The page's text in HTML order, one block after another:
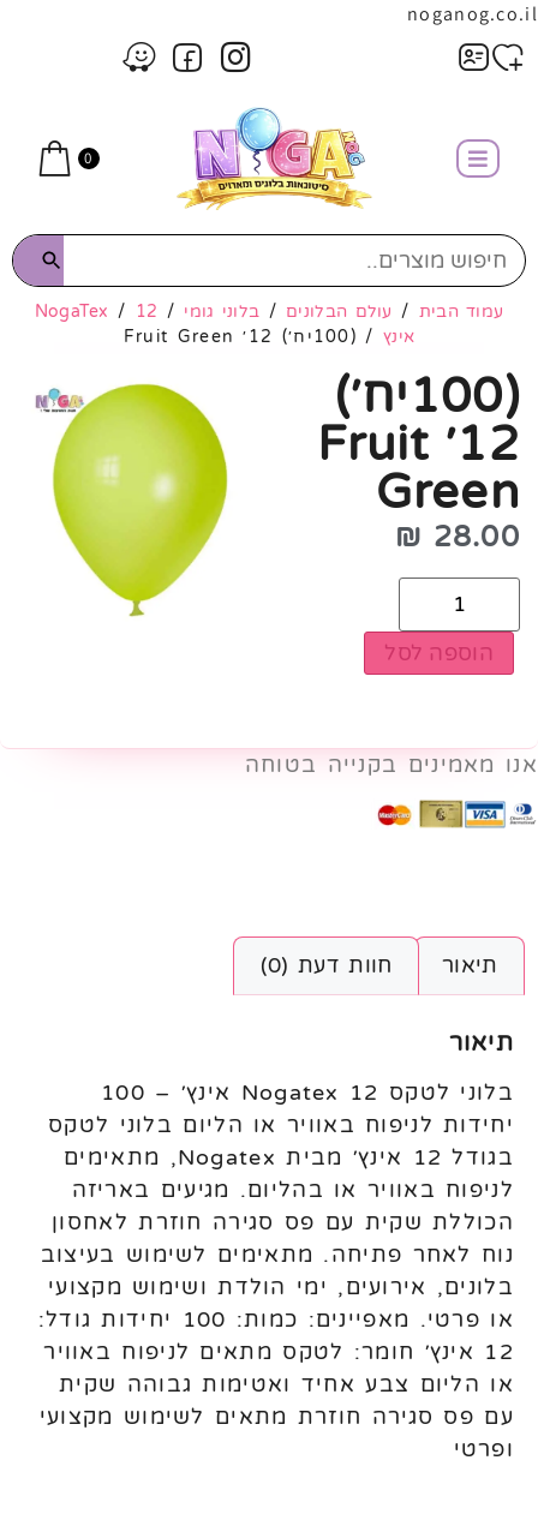
noganog.co.il
0
עמוד הבית / עולם הבלונים / בלוני גומי /
NogaTex /
12
אינץ / (100יח׳) 12׳ Fruit Green
(100יח׳)
12׳ Fruit
Green
28.00
₪
הוספה לסל
אנו מאמינים בקנייה בטוחה
תיאור חוות דעת (0)
תיאור
בלוני לטקס Nogatex 12 אינץ׳ – 100
יחידות לניפוח באוויר או הליום בלוני לטקס
בגודל 12 אינץ׳ מבית Nogatex, מתאימים
לניפוח באוויר או בהליום. מגיעים באריזה
הכוללת שקית עם פס סגירה חוזרת לאחסון
נוח לאחר פתיחה. מתאימים לשימוש בעיצוב
בלונים, אירועים, ימי הולדת ושימוש מקצועי
או פרטי. מאפיינים: כמות: 100 יחידות גודל:
12 אינץ׳ חומר: לטקס מתאים לניפוח באוויר
או הליום צבע אחיד ואטימות גבוהה שקית
עם פס סגירה חוזרת מתאים לשימוש מקצועי
ופרטי